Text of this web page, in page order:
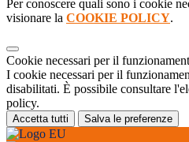
Per conoscere quali sono i cookie
visionare la COOKIE POLICY.
Cookie necessari per il
I cookie necessari per il
disabilitati. È possibile consultare
policy.
Accetta tutti Salva le preferenze